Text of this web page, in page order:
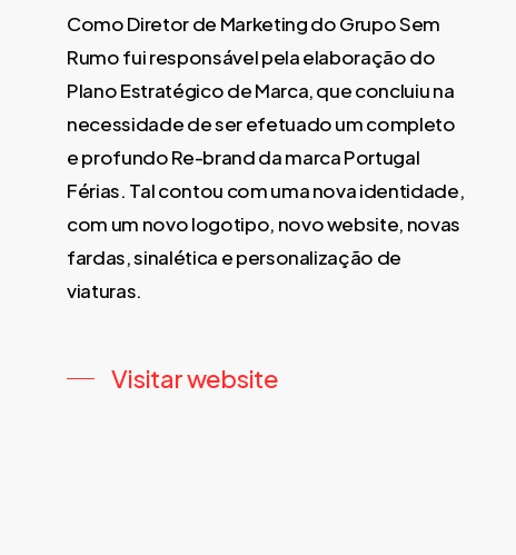
Como Diretor de Marketing do Grupo Sem
Rumo fui responsável pela elaboração do
Plano Estratégico de Marca, que concluiu na
necessidade de ser efetuado um completo
e profundo Re-brand da marca Portugal
Férias. Tal contou com uma nova identidade,
com um novo logotipo, novo website, novas
fardas, sinalética e personalização de
viaturas.
Visitar website